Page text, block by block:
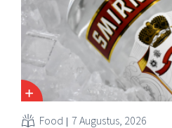
Food 7 Augustus, 2026